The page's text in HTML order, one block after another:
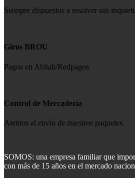
Siempre dispuestos a resolver sus
Giros BROU
Pagos en Abitab/Redpagos
Control de Mercadería
Atentos al envío de nuestros paquetes.
SOMOS: una empresa familiar que
con más de 15 años en el mercado